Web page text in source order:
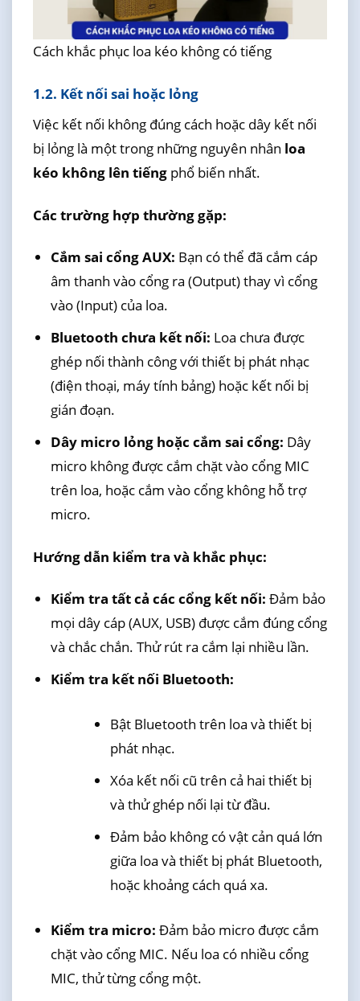
Cách khắc phục loa kéo không có tiếng
1.2. Kết nối sai hoặc lỏng
Việc kết nối không đúng cách hoặc dây kết nối
bị lỏng là một trong những nguyên nhân loa
kéo không lên tiếng phổ biến nhất.
Các trường hợp thường gặp:
Cắm sai cổng AUX: Bạn có thể đã cắm cáp
âm thanh vào cổng ra (Output) thay vì cổng
vào (Input) của loa.
Bluetooth chưa kết nối: Loa chưa được
ghép nối thành công với thiết bị phát nhạc
(điện thoại, máy tính bảng) hoặc kết nối bị
gián đoạn.
Dây micro lỏng hoặc cắm sai cổng: Dây
micro không được cắm chặt vào cổng MIC
trên loa, hoặc cắm vào cổng không hỗ trợ
micro.
Hướng dẫn kiểm tra và khắc phục:
Kiểm tra tất cả các cổng kết nối: Đảm bảo
mọi dây cáp (AUX, USB) được cắm đúng cổng
và chắc chắn. Thử rút ra cắm lại nhiều lần.
Kiểm tra kết nối Bluetooth:
Bật Bluetooth trên loa và thiết bị
phát nhạc.
Xóa kết nối cũ trên cả hai thiết bị
và thử ghép nối lại từ đầu.
Đảm bảo không có vật cản quá lớn
giữa loa và thiết bị phát Bluetooth,
hoặc khoảng cách quá xa.
Kiểm tra micro: Đảm bảo micro được cắm
chặt vào cổng MIC. Nếu loa có nhiều cổng
MIC, thử từng cổng một.